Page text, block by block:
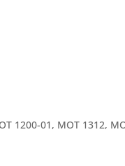
1200-01, MOT 1312,